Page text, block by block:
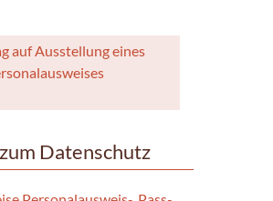
auf Ausstellung eines
Datenschutz